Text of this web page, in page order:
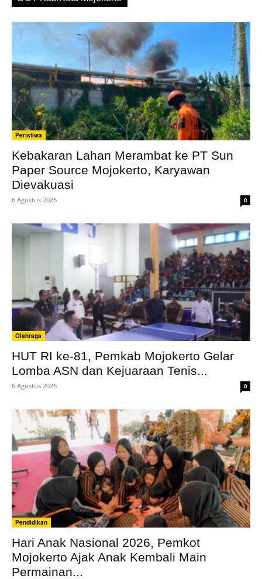
Peristiwa
Kebakaran Lahan Merambat ke PT Sun
Paper Source Mojokerto, Karyawan
Dievakuasi
6 Agustus 2026 0
Olahraga
HUT RI ke-81, Pemkab Mojokerto Gelar
Lomba ASN dan Kejuaraan Tenis...
6 Agustus 2026 0
Pendidikan
Hari Anak Nasional 2026, Pemkot
Mojokerto Ajak Anak Kembali Main
Permainan...